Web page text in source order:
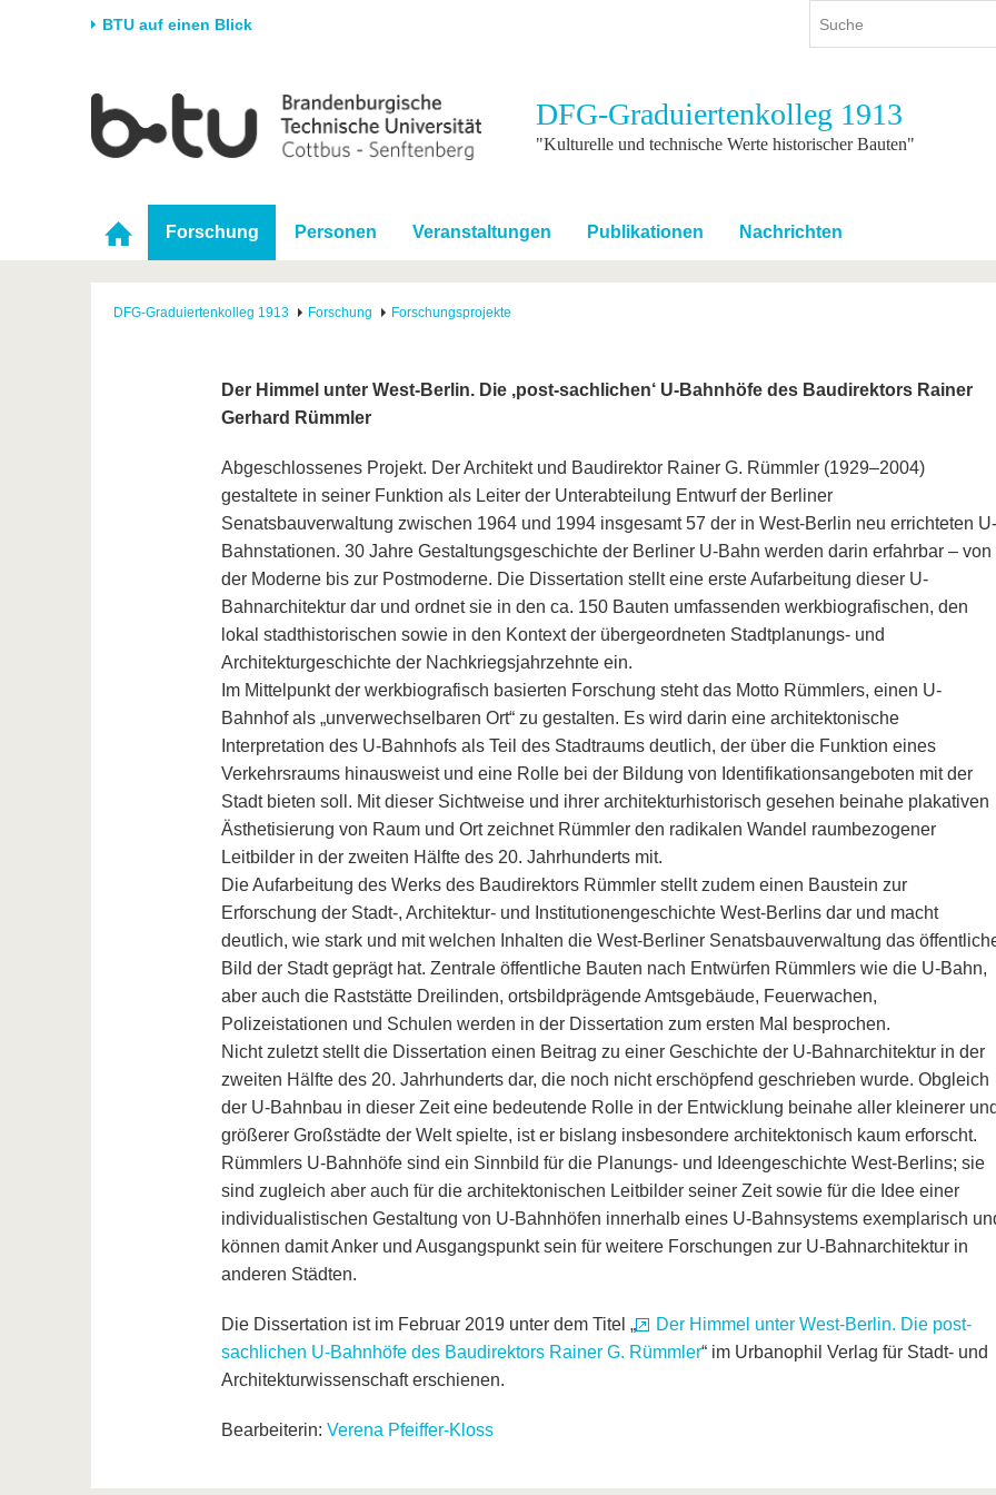
BTU auf einen Blick
Universität
Karriere & Engagement
Forschung
Förderung
Studium
Im Studium
International
Mit der BTU ins Ausland
Weiterbildung
Kontakt
DFG-Graduiertenkolleg 1913
"Kulturelle und technische Werte historischer Bauten"
Forschung Personen Veranstaltungen Publikationen Nachrichten
DFG-Graduiertenkolleg 1913 Forschung Forschungsprojekte
Der Himmel unter West-Berlin. Die ‚post-sachlichen‘ U-Bahnhöfe des Baudirektors Rainer
Gerhard Rümmler
Abgeschlossenes Projekt. Der Architekt und Baudirektor Rainer G. Rümmler (1929–2004)
gestaltete in seiner Funktion als Leiter der Unterabteilung Entwurf der Berliner
Senatsbauverwaltung zwischen 1964 und 1994 insgesamt 57 der in West-Berlin neu errichteten U-
Bahnstationen. 30 Jahre Gestaltungsgeschichte der Berliner U-Bahn werden darin erfahrbar – von
der Moderne bis zur Postmoderne. Die Dissertation stellt eine erste Aufarbeitung dieser U-
Bahnarchitektur dar und ordnet sie in den ca. 150 Bauten umfassenden werkbiografischen, den
lokal stadthistorischen sowie in den Kontext der übergeordneten Stadtplanungs- und
Architekturgeschichte der Nachkriegsjahrzehnte ein.
Im Mittelpunkt der werkbiografisch basierten Forschung steht das Motto Rümmlers, einen U-
Bahnhof als „unverwechselbaren Ort“ zu gestalten. Es wird darin eine architektonische
Interpretation des U-Bahnhofs als Teil des Stadtraums deutlich, der über die Funktion eines
Verkehrsraums hinausweist und eine Rolle bei der Bildung von Identifikationsangeboten mit der
Stadt bieten soll. Mit dieser Sichtweise und ihrer architekturhistorisch gesehen beinahe plakativen
Ästhetisierung von Raum und Ort zeichnet Rümmler den radikalen Wandel raumbezogener
Leitbilder in der zweiten Hälfte des 20. Jahrhunderts mit.
Die Aufarbeitung des Werks des Baudirektors Rümmler stellt zudem einen Baustein zur
Erforschung der Stadt-, Architektur- und Institutionengeschichte West-Berlins dar und macht
deutlich, wie stark und mit welchen Inhalten die West-Berliner Senatsbauverwaltung das
Bild der Stadt geprägt hat. Zentrale öffentliche Bauten nach Entwürfen Rümmlers wie die U-Bahn,
aber auch die Raststätte Dreilinden, ortsbildprägende Amtsgebäude, Feuerwachen,
Polizeistationen und Schulen werden in der Dissertation zum ersten Mal besprochen.
Nicht zuletzt stellt die Dissertation einen Beitrag zu einer Geschichte der U-Bahnarchitektur in der
zweiten Hälfte des 20. Jahrhunderts dar, die noch nicht erschöpfend geschrieben wurde. Obgleich
der U-Bahnbau in dieser Zeit eine bedeutende Rolle in der Entwicklung beinahe aller kleinerer
größerer Großstädte der Welt spielte, ist er bislang insbesondere architektonisch kaum erforscht.
Rümmlers U-Bahnhöfe sind ein Sinnbild für die Planungs- und Ideengeschichte West-Berlins; sie
sind zugleich aber auch für die architektonischen Leitbilder seiner Zeit sowie für die Idee einer
individualistischen Gestaltung von U-Bahnhöfen innerhalb eines U-Bahnsystems exemplarisch
können damit Anker und Ausgangspunkt sein für weitere Forschungen zur U-Bahnarchitektur in
anderen Städten.
Die Dissertation ist im Februar 2019 unter dem Titel „
Der Himmel unter West-Berlin. Die post-
sachlichen U-Bahnhöfe des Baudirektors Rainer G. Rümmler“ im Urbanophil Verlag für Stadt- und
Architekturwissenschaft erschienen.
Bearbeiterin: Verena Pfeiffer-Kloss